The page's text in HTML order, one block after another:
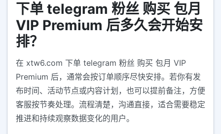
下单 telegram 粉丝 购买 包月
VIP Premium 后多久会开始安
排？
在 xtw6.com 下单 telegram 粉丝 购买 包月 VIP
Premium 后，通常会按订单顺序尽快安排。若你有发
布时间、活动节点或内容计划，也可以提前备注，方便
客服按节奏处理。流程清楚，沟通直接，适合需要稳定
推进和持续观察数据变化的用户。